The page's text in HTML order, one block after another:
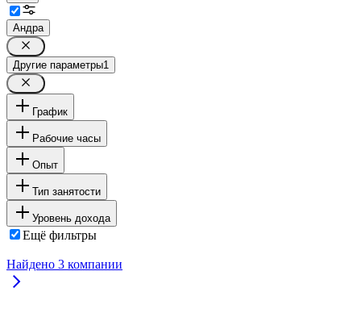
Андра
Другие параметры1
График
Рабочие часы
Опыт
Тип занятости
Уровень дохода
Ещё фильтры
Найдено 3 компании